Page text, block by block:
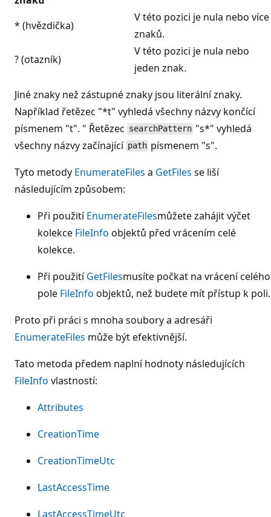
* (hvězdička)
V této pozici je nula nebo více
znaků.
? (otazník)
V této pozici je nula nebo
jeden znak.
Jiné znaky než zástupné znaky jsou literální znaky.
Například řetězec "*t" vyhledá všechny názvy končící
písmenem "t". " Řetězec searchPattern "s*" vyhledá
všechny názvy začínající path písmenem "s".
Tyto metody EnumerateFiles a GetFiles se liší
následujícím způsobem:
Při použitíEnumerateFilesmůžete zahájit výčet
kolekce FileInfo objektů před vrácením celé
kolekce.
Při použitíGetFilesmusíte počkat na vrácení celého
pole FileInfo objektů, než budete mít přístup k poli.
Proto při práci s mnoha soubory a adresáři
EnumerateFiles může být efektivnější.
Tato metoda předem naplní hodnoty následujících
FileInfo vlastností:
Attributes
CreationTime
CreationTimeUtc
LastAccessTime
LastAccessTimeUtc